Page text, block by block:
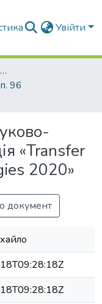
Увійти
Вибрані статті з наукових збірників КНУБА
96
«Transfer
2020»
документ